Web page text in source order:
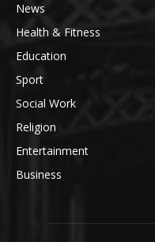
News
Health & Fitness
Education
Sport
Social Work
Religion
Entertainment
Business